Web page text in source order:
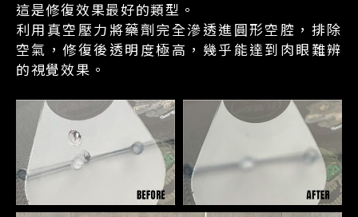
這是修復效果最好的類型。
利用真空壓力將藥劑完全滲透進圓形空腔，排除
空氣，修復後透明度極高，幾乎能達到肉眼難辨
的視覺效果。